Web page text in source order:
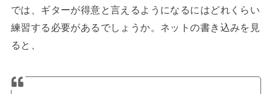
では、ギターが得意と言えるようになるにはどれくらい
練習する必要があるでしょうか。ネットの書き込みを見
ると、